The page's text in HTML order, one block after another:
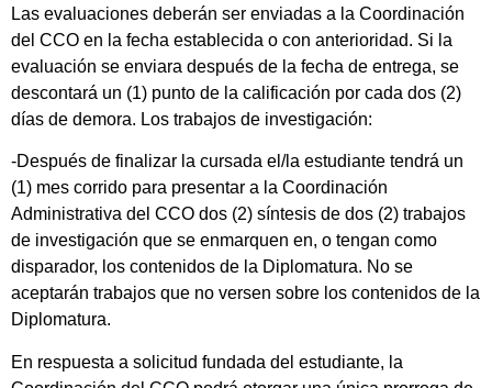
Las evaluaciones deberán ser enviadas a la Coordinación
del CCO en la fecha establecida o con anterioridad. Si la
evaluación se enviara después de la fecha de entrega, se
descontará un (1) punto de la calificación por cada dos (2)
días de demora. Los trabajos de investigación:
-Después de finalizar la cursada el/la estudiante tendrá un
(1) mes corrido para presentar a la Coordinación
Administrativa del CCO dos (2) síntesis de dos (2) trabajos
de investigación que se enmarquen en, o tengan como
disparador, los contenidos de la Diplomatura. No se
aceptarán trabajos que no versen sobre los contenidos de la
Diplomatura.
En respuesta a solicitud fundada del estudiante, la